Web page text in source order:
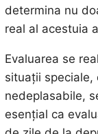
determina nu
real al acestuia
Evaluarea se
situații speciale,
nedeplasabile,
esențial ca